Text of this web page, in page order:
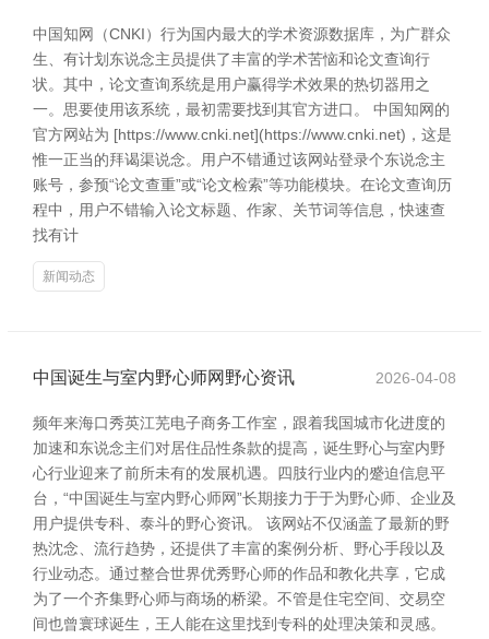
中国知网（CNKI）行为国内最大的学术资源数据库，为广群众
生、有计划东说念主员提供了丰富的学术苦恼和论文查询行
状。其中，论文查询系统是用户赢得学术效果的热切器用之
一。思要使用该系统，最初需要找到其官方进口。 中国知网的
官方网站为 [https://www.cnki.net](https://www.cnki.net)，这是
惟一正当的拜谒渠说念。用户不错通过该网站登录个东说念主
账号，参预“论文查重”或“论文检索”等功能模块。在论文查询历
程中，用户不错输入论文标题、作家、关节词等信息，快速查
找有计
新闻动态
中国诞生与室内野心师网野心资讯 2026-04-08
频年来海口秀英江芜电子商务工作室，跟着我国城市化进度的
加速和东说念主们对居住品性条款的提高，诞生野心与室内野
心行业迎来了前所未有的发展机遇。四肢行业内的蹙迫信息平
台，“中国诞生与室内野心师网”长期接力于于为野心师、企业及
用户提供专科、泰斗的野心资讯。 该网站不仅涵盖了最新的野
热沈念、流行趋势，还提供了丰富的案例分析、野心手段以及
行业动态。通过整合世界优秀野心师的作品和教化共享，它成
为了一个齐集野心师与商场的桥梁。不管是住宅空间、交易空
间也曾寰球诞生，王人能在这里找到专科的处理决策和灵感。